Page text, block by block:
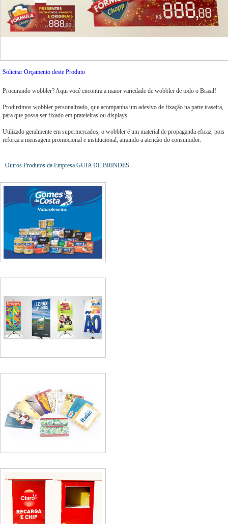
Solicitar Orçamento deste Produto
Procurando wobbler? Aqui você encontra a maior variedade de wobbler de todo o Brasil!
Produzimos wobbler personalizado, que acompanha um adesivo de fixação na parte traseira,
para que possa ser fixado em prateleiras ou displays.
Utilizado geralmente em supermercados, o wobbler é um material de propaganda eficaz, pois
reforça a mensagem promocional e institucional, atraindo a atenção do consumidor.
Outros Produtos da Empresa GUIA DE BRINDES